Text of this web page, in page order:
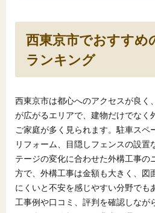
西東京市でおすすめ
ランキング
西東京市は都心へのアクセスが良く
が広がるエリアで、建物だけでなく
ご家庭が多く見られます。駐車スペ
リフォーム、目隠しフェンスの設置
テージの変化に合わせた外構工事の
方で、外構工事は金額も大きく、図
にくいと不安を感じやすい分野でも
工事例や口コミ、評判を確認しなが